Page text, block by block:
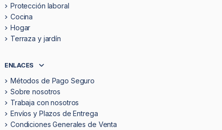
Protección laboral
Cocina
Hogar
Terraza y jardín
ENLACES
Métodos de Pago Seguro
Sobre nosotros
Trabaja con nosotros
Envíos y Plazos de Entrega
Condiciones Generales de Venta